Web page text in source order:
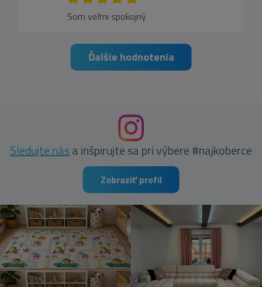
Som veľmi spokojný
Ďalšie hodnotenia
Sledujte nása inšpirujte sa pri výbere #najkoberce
Zobraziť profil